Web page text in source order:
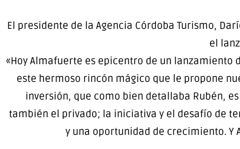
El presidente de la Agencia Córdoba Turismo,
el
«Hoy Almafuerte es epicentro de un
este hermoso rincón mágico que le propone
inversión, que como bien detallaba Rubén,
también el privado; la iniciativa y el desafío de
y una oportunidad de crecimiento. Y